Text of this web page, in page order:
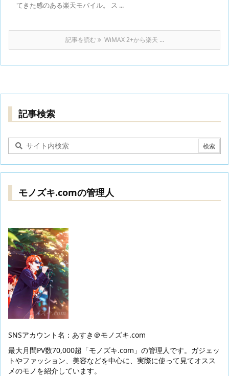
てきた感のある楽天モバイル。 ス ...
記事を読む WiMAX 2+から楽天 ...
記事検索
モノズキ.comの管理人
SNSアカウント名：あすき＠モノズキ.com
最大月間PV数70,000超「モノズキ.com」の管理人です。ガジェッ
トやファッション、美容などを中心に、実際に使って見てオスス
メのモノを紹介しています。